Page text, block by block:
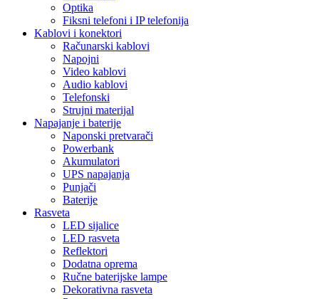
Optika
Fiksni telefoni i IP telefonija
Kablovi i konektori
Računarski kablovi
Napojni
Video kablovi
Audio kablovi
Telefonski
Strujni materijal
Napajanje i baterije
Naponski pretvarači
Powerbank
Akumulatori
UPS napajanja
Punjači
Baterije
Rasveta
LED sijalice
LED rasveta
Reflektori
Dodatna oprema
Ručne baterijske lampe
Dekorativna rasveta